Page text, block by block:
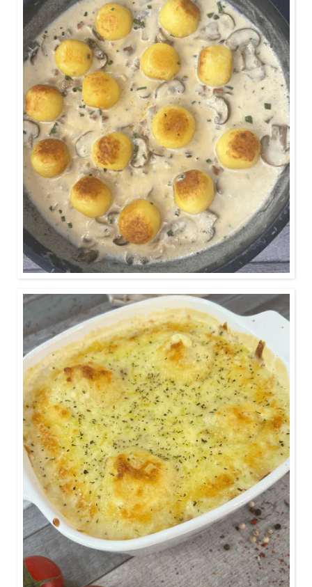
ca. 15 Minuten
Für ein leckeres Abendessen braucht es nicht mehr
als 5 Zutaten.
ca. 1 Stunde
Mit nur 5 Zutaten kannst du dir diesen easy cheesy
Knödelauflauf zaubern.